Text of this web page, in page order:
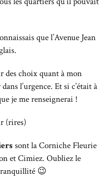
que l’Avenue Jean
des choix quant à mon
l’urgence. Et si c’était à
je me renseignerai !
(rires)
sont la Corniche Fleurie
et Cimiez. Oubliez le
😉